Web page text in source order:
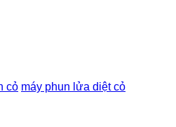
cỏ máy phun lửa diệt cỏ